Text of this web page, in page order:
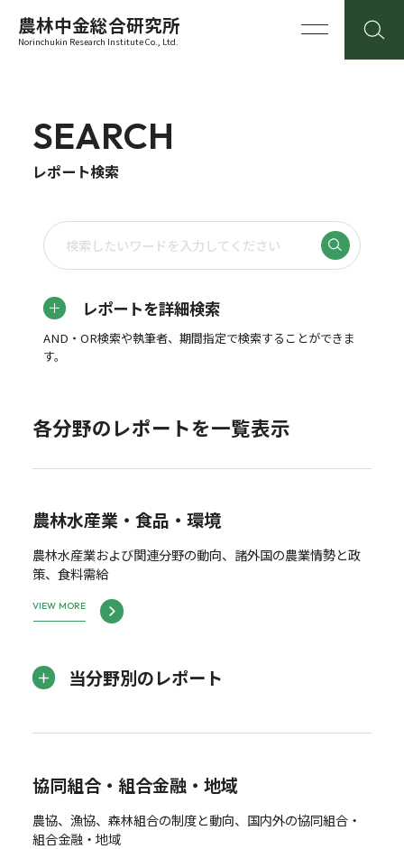
農林中金総合研究所
Norinchukin Research Institute Co., Ltd.
SEARCH
レポート検索
レポートを詳細検索
AND・OR検索や執筆者、期間指定で検索することができま
す。
各分野のレポートを一覧表示
農林水産業・食品・環境
農林水産業および関連分野の動向、諸外国の農業情勢と政
策、食料需給
VIEW MORE
当分野別のレポート
協同組合・組合金融・地域
農協、漁協、森林組合の制度と動向、国内外の協同組合・
組合金融・地域